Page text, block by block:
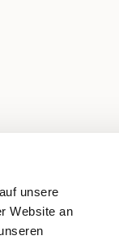
unsere
Website an